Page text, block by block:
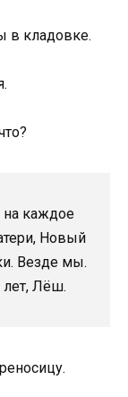
в кладовке.
каждое
Новый
Везде мы.
лет, Лёш.